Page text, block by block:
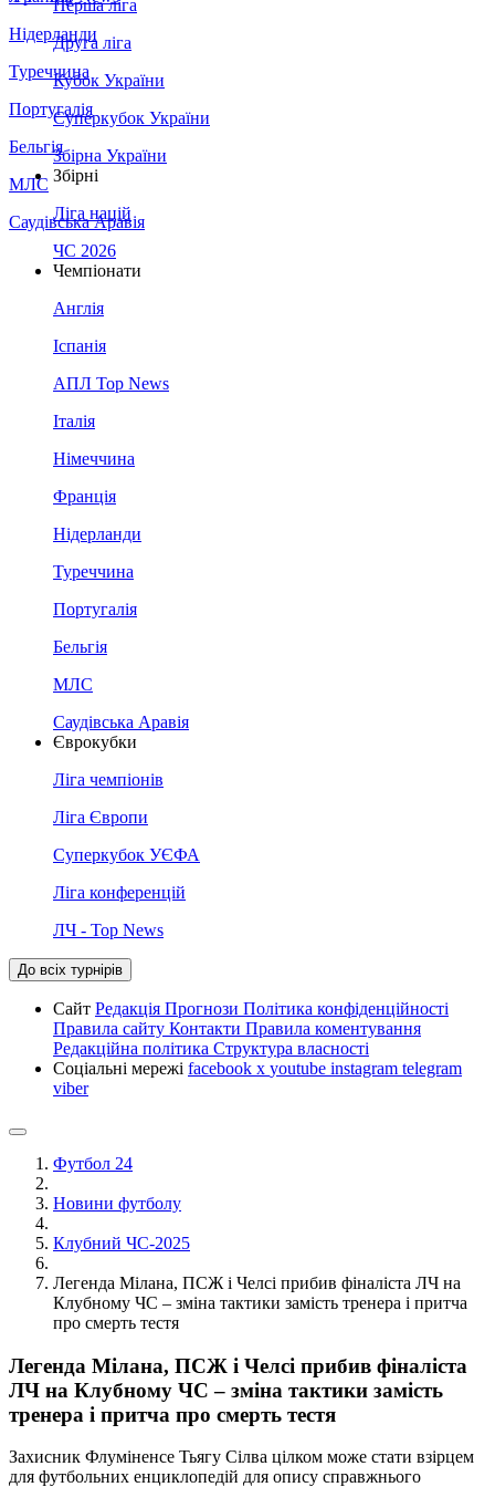
Нідерланди
Туреччина
Португалія
Бельгія
МЛС
Саудівська Аравія
Перша ліга
Друга ліга
Кубок України
Суперкубок України
Збірна України
Збірні
Ліга націй
ЧС 2026
Чемпіонати
Англія
Іспанія
АПЛ Top News
Італія
Німеччина
Франція
Нідерланди
Туреччина
Португалія
Бельгія
МЛС
Саудівська Аравія
Єврокубки
Ліга чемпіонів
Ліга Європи
Суперкубок УЄФА
Ліга конференцій
ЛЧ - Top News
До всіх турнірів
Сайт Редакція Прогнози Політика конфіденційності
Правила сайту Контакти Правила коментування
Редакційна політика Структура власності
Соціальні мережі facebook x youtube instagram telegram
viber
Футбол 24
Новини футболу
Клубний ЧС-2025
Легенда Мілана, ПСЖ і Челсі прибив фіналіста ЛЧ на
Клубному ЧС – зміна тактики замість тренера і притча
про смерть тестя
Легенда Мілана, ПСЖ і Челсі прибив фіналіста
ЛЧ на Клубному ЧС – зміна тактики замість
тренера і притча про смерть тестя
Захисник Флуміненсе Тьягу Сілва цілком може стати взірцем
для футбольних енциклопедій для опису справжнього